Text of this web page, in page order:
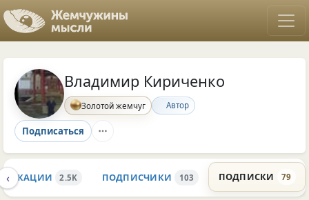
Владимир Кириченко
Золотой жемчуг Автор
Подписаться
2.5K ПОДПИСЧИКИ 103 ПОДПИСКИ 79
‹